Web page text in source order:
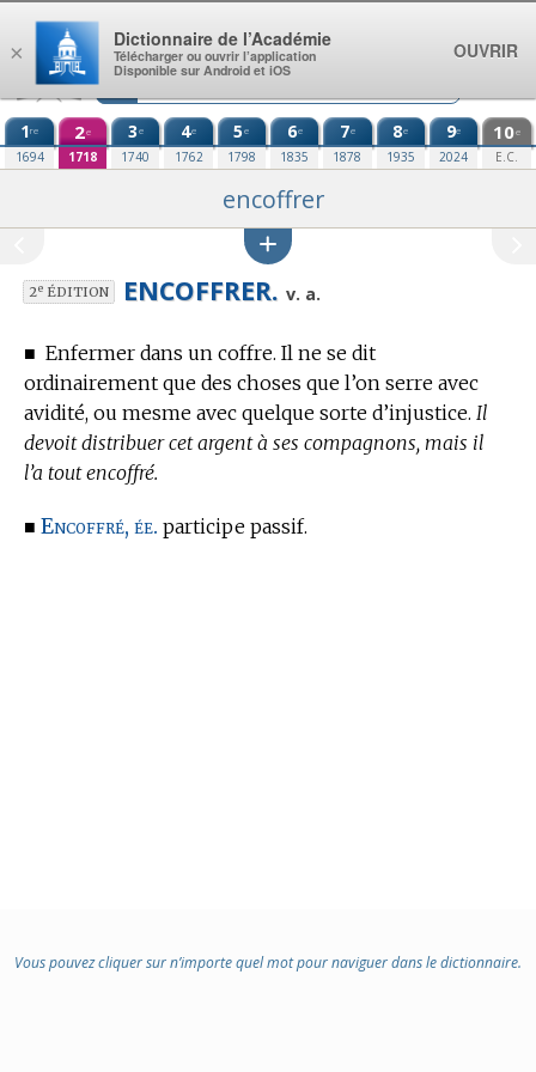
Aller au contenu
1re
1694
2e
1718
3e
1740
4e
1762
5e
1798
6e
1835
7e
1878
8e
1935
9e
2024
10e
E.C.
encoffrer
2eÉDITION ENCOFFRER. v. a.
■ Enfermer dans un coffre. Il ne se dit
ordinairement que des choses que l’on serre avec
avidité, ou mesme avec quelque sorte d’injustice. Il
devoit distribuer cet argent à ses compagnons, mais il
l’a tout encoffré.
■ Encoffré, ée. participe passif.
Vous pouvez cliquer sur n’importe quel mot pour naviguer dans le dictionnaire.
×
Dictionnaire de l’Académie
Télécharger ou ouvrir l’application
Disponible sur Android et iOS
OUVRIR